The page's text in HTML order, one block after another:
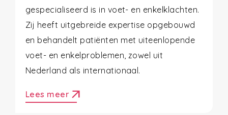
gespecialiseerd is in voet- en enkelklachten.
Zij heeft uitgebreide expertise opgebouwd
en behandelt patiënten met uiteenlopende
voet- en enkelproblemen, zowel uit
Nederland als internationaal.
Lees meer arrow_outward